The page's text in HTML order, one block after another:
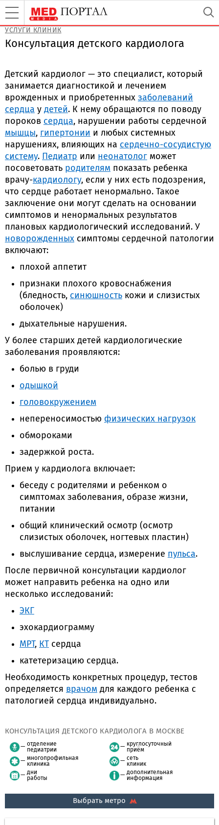
УСЛУГИ КЛИНИК
Консультация детского кардиолога
Детский кардиолог — это специалист, который
занимается диагностикой и лечением
врожденных и приобретенных заболеваний
сердца у детей. К нему обращаются по поводу
пороков сердца, нарушении работы сердечной
мышцы, гипертонии и любых системных
нарушениях, влияющих на сердечно-сосудистую
систему. Педиатр или неонатолог может
посоветовать родителям показать ребенка
врачу-кардиологу, если у них есть подозрения,
что сердце работает ненормально. Такое
заключение они могут сделать на основании
симптомов и ненормальных результатов
плановых кардиологический исследований. У
новорожденных симптомы сердечной патологии
включают:
плохой аппетит
признаки плохого кровоснабжения
(бледность, синюшность кожи и слизистых
оболочек)
дыхательные нарушения.
У более старших детей кардиологические
заболевания проявляются:
болью в груди
одышкой
головокружением
непереносимостью физических нагрузок
обмороками
задержкой роста.
Прием у кардиолога включает:
беседу с родителями и ребенком о
симптомах заболевания, образе жизни,
питании
общий клинический осмотр (осмотр
слизистых оболочек, ногтевых пластин)
выслушивание сердца, измерение пульса.
После первичной консультации кардиолог
может направить ребенка на одно или
несколько исследований:
ЭКГ
эхокардиограмму
МРТ, КТ сердца
катетеризацию сердца.
Необходимость конкретных процедур, тестов
определяется врачом для каждого ребенка с
патологией сердца индивидуально.
КОНСУЛЬТАЦИЯ ДЕТСКОГО КАРДИОЛОГА В МОСКВЕ
отделение
педиатрии
многопрофильная
клиника
дни
работы
круглосуточный
приём
сеть
клиник
дополнительная
информация
Выбрать метро